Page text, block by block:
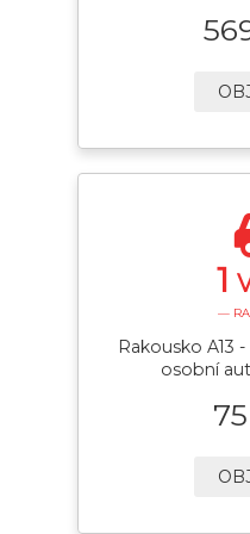
1
—
Rakousko A13
osobní